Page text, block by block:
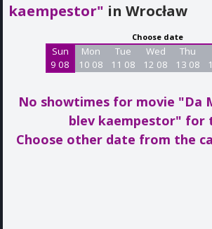
kaempestor" in Wrocław
Choose date
Sun
9 08
Mon
10 08
Tue
11 08
Wed
12 08
Thu
13 08
No showtimes for movie "Da
blev kaempestor" for
Choose other date from the